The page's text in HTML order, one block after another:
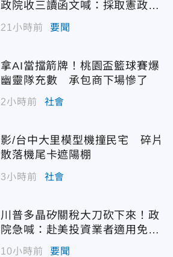
政院收三讀函文喊：採取憲政作
21小時前 要聞
拿AI當擋箭牌！桃園盃籃球賽爆
幽靈隊充數 承包商下場慘了
2小時前 社會
影/台中大里模型機撞民宅 碎片
散落機尾卡遮陽棚
3小時前 社會
川普多晶矽關稅大刀砍下來！政
院急喊：赴美投資業者適用免稅
配額
10小時前 要聞